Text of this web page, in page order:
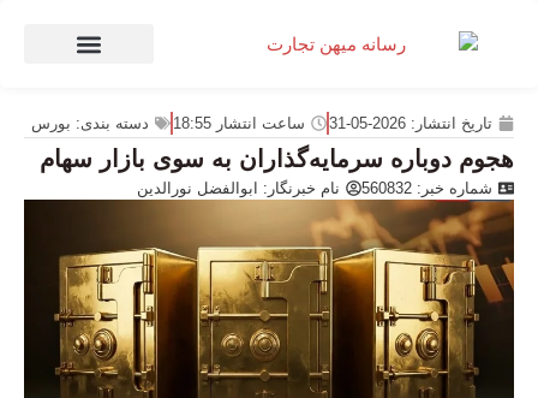
تاریخ انتشار: 2026-05-31 ساعت انتشار 18:55 دسته بندی: بورس
هجوم دوباره سرمایه‌گذاران به سوی بازار سهام
شماره خبر: 560832 نام خبرنگار: ابوالفضل نورالدین